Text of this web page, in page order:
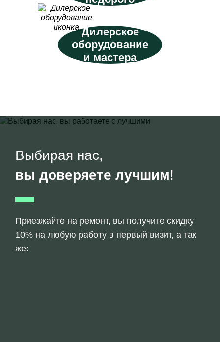
Дилерское
оборудование
и мастера
Выбирая нас,
вы доверяете лучшим!
Приезжайте на ремонт, вы получите скидку
10% на любую работу в первый визит, а так
же: